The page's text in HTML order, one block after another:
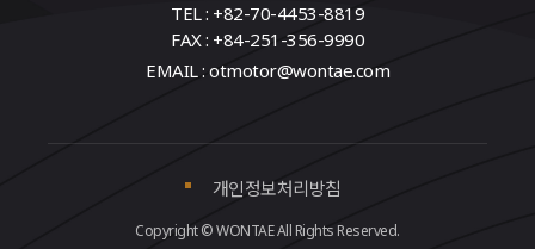
TEL : +82-70-4453-8819
FAX : +84-251-356-9990
EMAIL : otmotor@wontae.com
개인정보처리방침
Copyright © WONTAE All Rights Reserved.